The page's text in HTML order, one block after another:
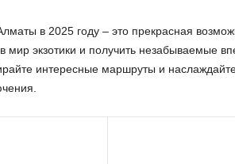
в 2025 году – это прекрасная
в мир экзотики и получить незабываемые
интересные маршруты и